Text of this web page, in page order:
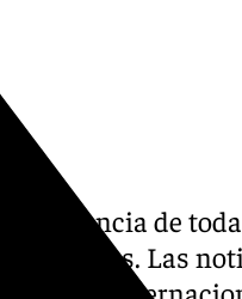
referencia de toda
a viernes. Las